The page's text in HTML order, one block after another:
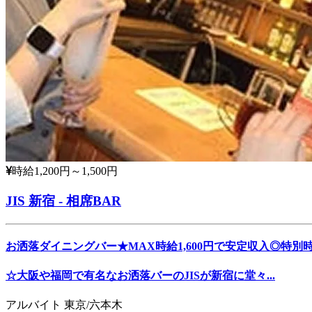
時給1,200円～1,500円
JIS 新宿 - 相席BAR
お洒落ダイニングバー★MAX時給1,600円で安定収入◎特別
☆大阪や福岡で有名なお洒落バーのJISが新宿に堂々...
アルバイト 東京/六本木